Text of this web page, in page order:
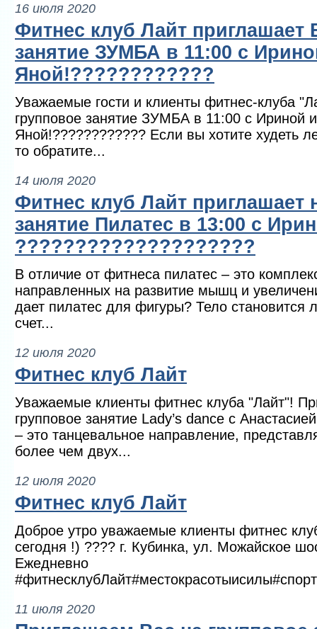
16 июля 2020
Фитнес клуб Лайт приглашает
занятие ЗУМБА в 11:00 с
Яной!????????????
Уважаемые гости и клиенты фитнес-клуба
групповое занятие ЗУМБА в 11:00 с Ириной
Яной!???????????? Если вы хотите худеть
то обратите...
14 июля 2020
Фитнес клуб Лайт приглашает
занятие Пилатес в 13:00 с
????????????????????
В отличие от фитнеса пилатес – это
направленных на развитие мышц и
дает пилатес для фигуры? Тело становится
счет...
12 июля 2020
Фитнес клуб Лайт
Уважаемые клиенты фитнес клуба "Лайт"!
групповое занятие Lady’s dance с
– это танцевальное направление,
более чем двух...
12 июля 2020
Фитнес клуб Лайт
Доброе утро уважаемые клиенты фитнес
сегодня !) ???? г. Кубинка, ул. Можайское
Ежедневно
11 июля 2020